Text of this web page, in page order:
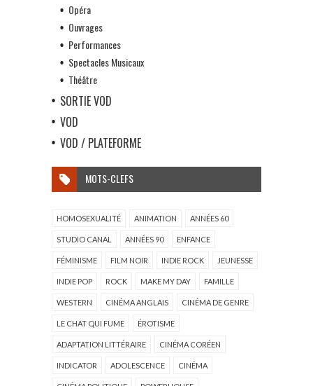
Opéra
Ouvrages
Performances
Spectacles Musicaux
Théâtre
SORTIE VOD
VOD
VOD / PLATEFORME
MOTS-CLEFS
HOMOSEXUALITÉ ANIMATION ANNÉES 60
STUDIO CANAL ANNÉES 90 ENFANCE
FÉMINISME FILM NOIR INDIE ROCK JEUNESSE
INDIE POP ROCK MAKE MY DAY FAMILLE
WESTERN CINÉMA ANGLAIS CINÉMA DE GENRE
LE CHAT QUI FUME ÉROTISME
ADAPTATION LITTÉRAIRE CINÉMA CORÉEN
INDICATOR ADOLESCENCE CINÉMA